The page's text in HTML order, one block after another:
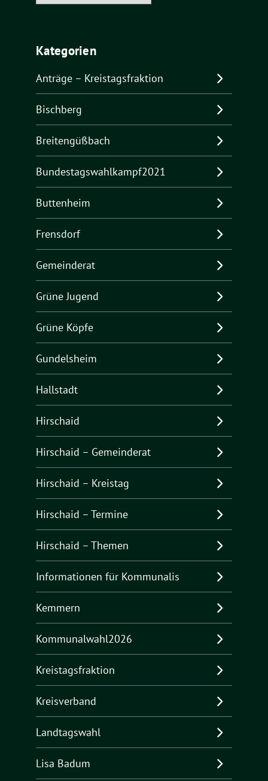
Kategorien
Anträge – Kreistagsfraktion
Bischberg
Breitengüßbach
Bundestagswahlkampf2021
Buttenheim
Frensdorf
Gemeinderat
Grüne Jugend
Grüne Köpfe
Gundelsheim
Hallstadt
Hirschaid
Hirschaid – Gemeinderat
Hirschaid – Kreistag
Hirschaid – Termine
Hirschaid – Themen
Informationen für Kommunalis
Kemmern
Kommunalwahl2026
Kreistagsfraktion
Kreisverband
Landtagswahl
Lisa Badum